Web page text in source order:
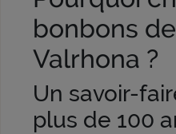
bonbons
Valrhona ?
Un savoir-
plus de 100